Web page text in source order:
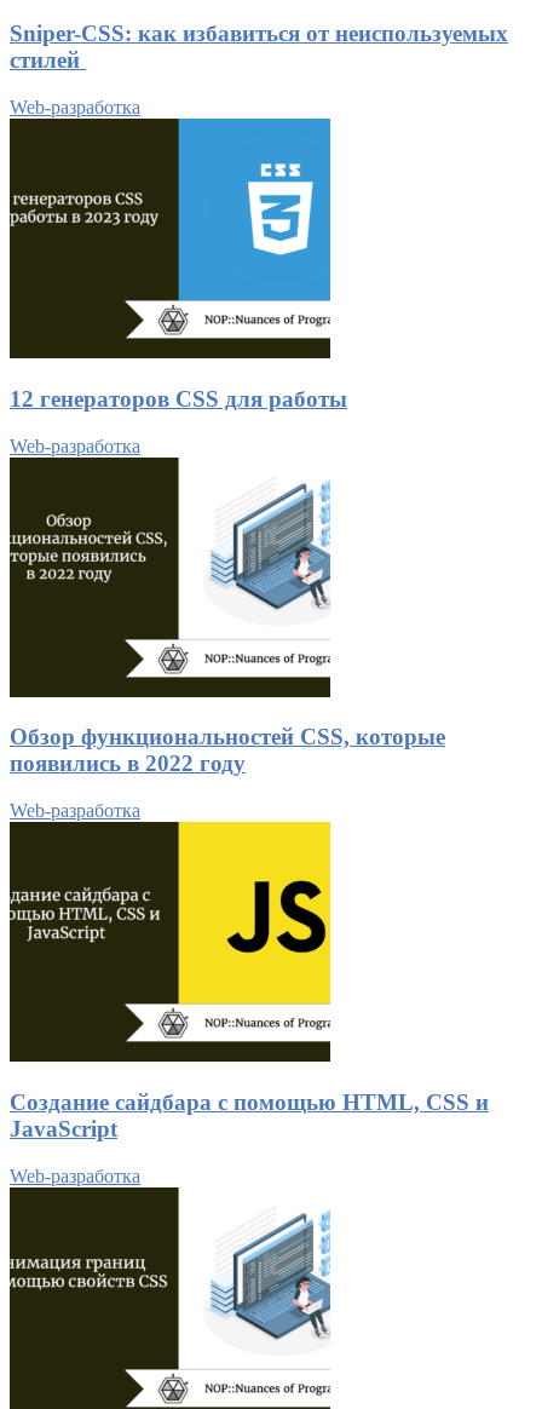
Sniper-CSS: как избавиться от неиспользуемых
стилей
Web-разработка
12 генераторов CSS для работы
Web-разработка
Обзор функциональностей CSS, которые
появились в 2022 году
Web-разработка
Создание сайдбара с помощью HTML, CSS и
JavaScript
Web-разработка